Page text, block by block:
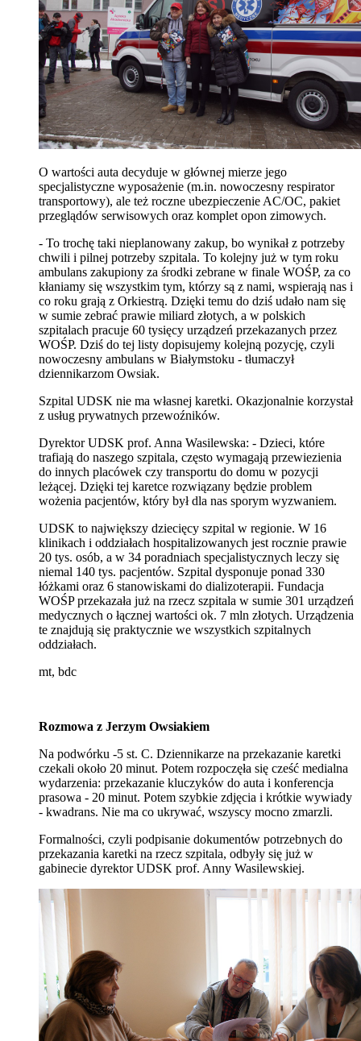
O wartości auta decyduje w głównej mierze jego
specjalistyczne wyposażenie (m.in. nowoczesny respirator
transportowy), ale też roczne ubezpieczenie AC/OC, pakiet
przeglądów serwisowych oraz komplet opon zimowych.
- To trochę taki nieplanowany zakup, bo wynikał z potrzeby
chwili i pilnej potrzeby szpitala. To kolejny już w tym roku
ambulans zakupiony za środki zebrane w finale WOŚP, za co
kłaniamy się wszystkim tym, którzy są z nami, wspierają nas i
co roku grają z Orkiestrą. Dzięki temu do dziś udało nam się
w sumie zebrać prawie miliard złotych, a w polskich
szpitalach pracuje 60 tysięcy urządzeń przekazanych przez
WOŚP. Dziś do tej listy dopisujemy kolejną pozycję, czyli
nowoczesny ambulans w Białymstoku - tłumaczył
dziennikarzom Owsiak.
Szpital UDSK nie ma własnej karetki. Okazjonalnie korzystał
z usług prywatnych przewoźników.
Dyrektor UDSK prof. Anna Wasilewska: - Dzieci, które
trafiają do naszego szpitala, często wymagają przewiezienia
do innych placówek czy transportu do domu w pozycji
leżącej. Dzięki tej karetce rozwiązany będzie problem
wożenia pacjentów, który był dla nas sporym wyzwaniem.
UDSK to największy dziecięcy szpital w regionie. W 16
klinikach i oddziałach hospitalizowanych jest rocznie prawie
20 tys. osób, a w 34 poradniach specjalistycznych leczy się
niemal 140 tys. pacjentów. Szpital dysponuje ponad 330
łóżkami oraz 6 stanowiskami do dializoterapii. Fundacja
WOŚP przekazała już na rzecz szpitala w sumie 301 urządzeń
medycznych o łącznej wartości ok. 7 mln złotych. Urządzenia
te znajdują się praktycznie we wszystkich szpitalnych
oddziałach.
mt, bdc
Rozmowa z Jerzym Owsiakiem
Na podwórku -5 st. C. Dziennikarze na przekazanie karetki
czekali około 20 minut. Potem rozpoczęła się cześć medialna
wydarzenia: przekazanie kluczyków do auta i konferencja
prasowa - 20 minut. Potem szybkie zdjęcia i krótkie wywiady
- kwadrans. Nie ma co ukrywać, wszyscy mocno zmarzli.
Formalności, czyli podpisanie dokumentów potrzebnych do
przekazania karetki na rzecz szpitala, odbyły się już w
gabinecie dyrektor UDSK prof. Anny Wasilewskiej.